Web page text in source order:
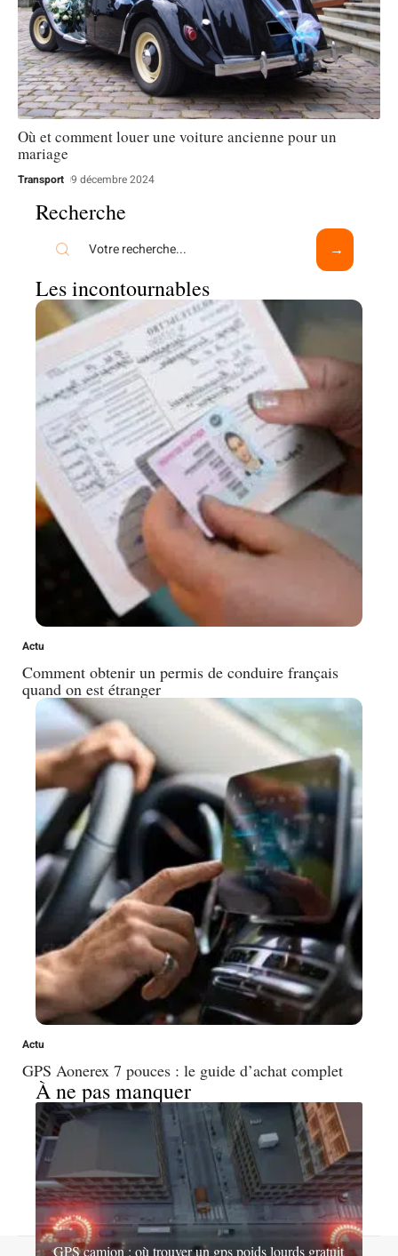
Où et comment louer une voiture ancienne pour un
mariage
Transport 9 décembre 2024
Recherche
Les incontournables
Actu
Comment obtenir un permis de conduire français
quand on est étranger
Actu
GPS Aonerex 7 pouces : le guide d’achat complet
À ne pas manquer
GPS camion : où trouver un gps poids lourds gratuit